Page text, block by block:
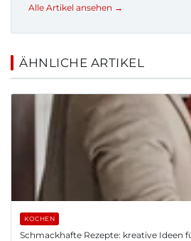
Alle Artikel ansehen →
ÄHNLICHE ARTIKEL
KOCHEN
Schmackhafte Rezepte: kreative Ideen